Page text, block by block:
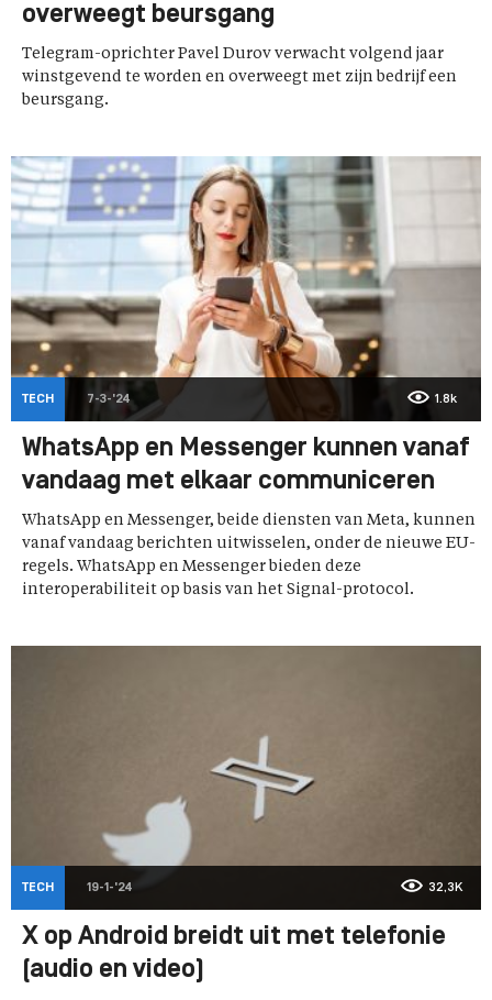
overweegt beursgang
Telegram-oprichter Pavel Durov verwacht volgend jaar
winstgevend te worden en overweegt met zijn bedrijf een
beursgang.
TECH 7-3-'24 1.8k
WhatsApp en Messenger kunnen vanaf
vandaag met elkaar communiceren
WhatsApp en Messenger, beide diensten van Meta, kunnen
vanaf vandaag berichten uitwisselen, onder de nieuwe EU-
regels. WhatsApp en Messenger bieden deze
interoperabiliteit op basis van het Signal-protocol.
TECH 19-1-'24 32,3K
X op Android breidt uit met telefonie
(audio en video)